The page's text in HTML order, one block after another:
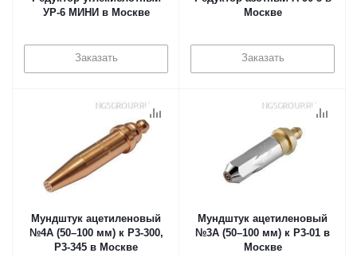
УР-6 МИНИ в Москве
Заказать
Москве
Заказать
Мундштук ацетиленовый
№4А (50–100 мм) к Р3-300,
Р3-345 в Москве
Мундштук ацетиленовый
№3А (50–100 мм) к Р3-01 в
Москве